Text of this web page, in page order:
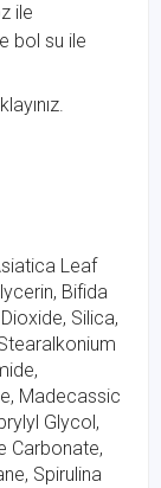
ile
bol su ile
Leaf
Bifida
Silica,
Madecassic
Glycol,
Carbonate,
Spirulina